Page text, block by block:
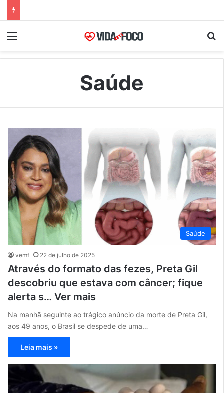
Menu
Saúde
Saúde
vemf 22 de julho de 2025
Através do formato das fezes, Preta Gil
descobriu que estava com câncer; fique
alerta s… Ver mais
Na manhã seguinte ao trágico anúncio da morte de Preta Gil,
aos 49 anos, o Brasil se despede de uma…
Leia mais »